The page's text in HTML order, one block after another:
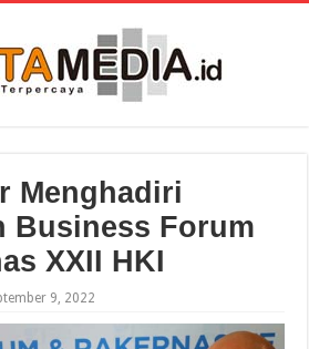
Menghadiri
Business Forum
XXII HKI
9, 2022